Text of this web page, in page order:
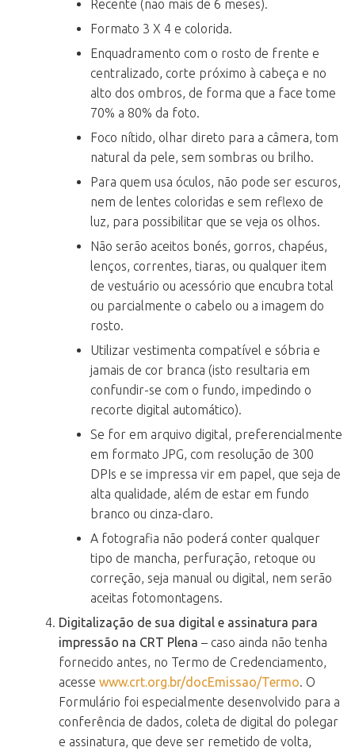
Recente (não mais de 6 meses).
Formato 3 X 4 e colorida.
Enquadramento com o rosto de frente e
centralizado, corte próximo à cabeça e no
alto dos ombros, de forma que a face tome
70% a 80% da foto.
Foco nítido, olhar direto para a câmera, tom
natural da pele, sem sombras ou brilho.
Para quem usa óculos, não pode ser escuros,
nem de lentes coloridas e sem reflexo de
luz, para possibilitar que se veja os olhos.
Não serão aceitos bonés, gorros, chapéus,
lenços, correntes, tiaras, ou qualquer item
de vestuário ou acessório que encubra total
ou parcialmente o cabelo ou a imagem do
rosto.
Utilizar vestimenta compatível e sóbria e
jamais de cor branca (isto resultaria em
confundir-se com o fundo, impedindo o
recorte digital automático).
Se for em arquivo digital, preferencialmente
em formato JPG, com resolução de 300
DPIs e se impressa vir em papel, que seja de
alta qualidade, além de estar em fundo
branco ou cinza-claro.
A fotografia não poderá conter qualquer
tipo de mancha, perfuração, retoque ou
correção, seja manual ou digital, nem serão
aceitas fotomontagens.
Digitalização de sua digital e assinatura para
impressão na CRT Plena – caso ainda não tenha
fornecido antes, no Termo de Credenciamento,
acesse www.crt.org.br/docEmissao/Termo. O
Formulário foi especialmente desenvolvido para a
conferência de dados, coleta de digital do polegar
e assinatura, que deve ser remetido de volta,